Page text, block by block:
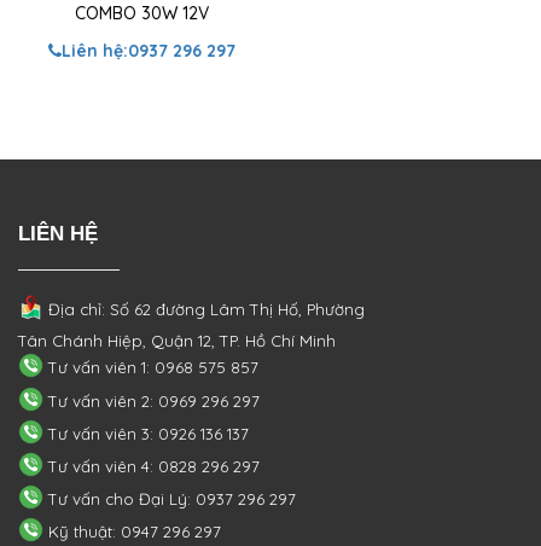
COMBO 30W 12V
Liên hệ:0937 296 297
LIÊN HỆ
Địa chỉ: Số 62 đường Lâm Thị Hố, Phường
Tân Chánh Hiệp, Quận 12, TP. Hồ Chí Minh
Tư vấn viên 1: 0968 575 857
Tư vấn viên 2: 0969 296 297
Tư vấn viên 3: 0926 136 137
Tư vấn viên 4: 0828 296 297
Tư vấn cho Đại Lý: 0937 296 297
Kỹ thuật: 0947 296 297